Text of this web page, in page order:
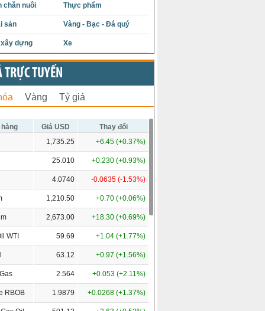
chăn nuôi Thực phẩm
sản Vàng - Bạc - Đá quý
dựng Xe
TRỰC TUYẾN
Vàng Tỷ giá
Giá USD
Thay đổi
1,735.25 +6.45 (+0.37%)
25.010 +0.230 (+0.93%)
4.0740 -0.0635 (-1.53%)
1,210.50 +0.70 (+0.06%)
2,673.00 +18.30 (+0.69%)
WTI 59.69 +1.04 (+1.77%)
63.12 +0.97 (+1.56%)
2.564 +0.053 (+2.11%)
RBOB 1.9879 +0.0268 (+1.37%)